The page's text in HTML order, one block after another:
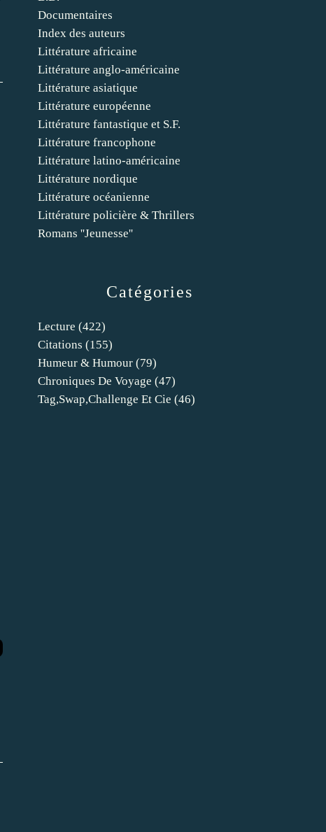
Catégories
Lecture (422)
Citations (155)
Humeur & Humour (79)
Chroniques De Voyage (47)
Tag,swap,challenge Et Cie (46)
Documentaires
Index des auteurs
Littérature africaine
Littérature anglo-américaine
Littérature asiatique
Littérature européenne
Littérature fantastique et S.F.
Littérature francophone
Littérature latino-américaine
Littérature nordique
Littérature océanienne
Littérature policière & Thrillers
Romans ''Jeunesse''